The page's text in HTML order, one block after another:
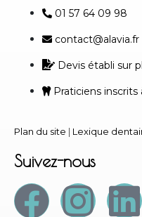
01 57 64 09 98
contact@alavia.fr
Devis établi sur
Praticiens inscrits
Plan du site | Lexique
Suivez-nous